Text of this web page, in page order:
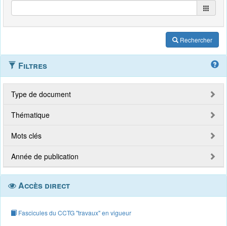
Rechercher
Filtres
Type de document
Thématique
Mots clés
Année de publication
Accès direct
Fascicules du CCTG "travaux" en vigueur